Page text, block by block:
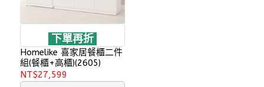
下單再折
Homelike 喜家居餐櫃二件
組(餐櫃+高櫃)(2605)
NT$27,599